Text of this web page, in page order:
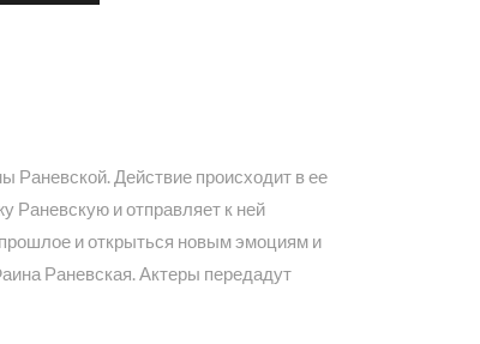
Раневской. Действие происходит в ее
Раневскую и отправляет к ней
прошлое и открыться новым эмоциям и
Раневская. Актеры передадут